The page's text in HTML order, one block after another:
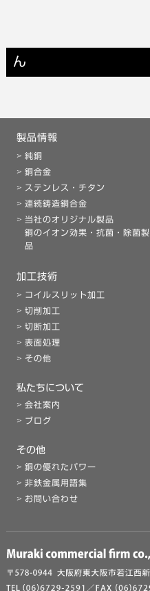
ん
製品情報
純銅
銅合金
ステンレス・チタン
連続鋳造銅合金
当社のオリジナル製品
銅のイオン効果・抗菌・除菌製
品
加工技術
コイルスリット加工
切削加工
切断加工
表面処理
その他
私たちについて
会社案内
ブログ
その他
銅の優れたパワー
非鉄金属用語集
お問い合わせ